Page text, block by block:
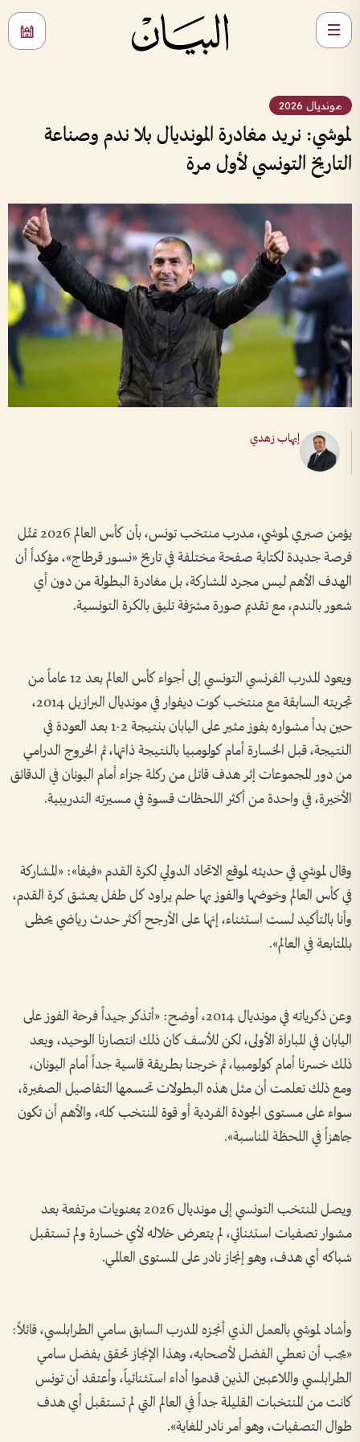
مونديال 2026
لموشي: نريد مغادرة المونديال بلا ندم وصناعة
التاريخ التونسي لأول مرة
إيهاب زهدي
يؤمن صبري لموشي، مدرب منتخب تونس، بأن كأس العالم 2026 تمثّل
فرصة جديدة لكتابة صفحة مختلفة في تاريخ «نسور قرطاج»، مؤكداً أن
الهدف الأهم ليس مجرد المشاركة، بل مغادرة البطولة من دون أي
شعور بالندم، مع تقديم صورة مشرّفة تليق بالكرة التونسية.
ويعود المدرب الفرنسي التونسي إلى أجواء كأس العالم بعد 12 عاماً من
تجربته السابقة مع منتخب كوت ديفوار في مونديال البرازيل 2014،
حين بدأ مشواره بفوز مثير على اليابان بنتيجة 2-1 بعد العودة في
النتيجة، قبل الخسارة أمام كولومبيا بالنتيجة ذاتها، ثم الخروج الدرامي
من دور المجموعات إثر هدف قاتل من ركلة جزاء أمام اليونان في الدقائق
الأخيرة، في واحدة من أكثر اللحظات قسوة في مسيرته التدريبية.
وقال لموشي في حديثه لموقع الاتحاد الدولي لكرة القدم «فيفا»: «المشاركة
في كأس العالم وخوضها والفوز بها حلم يراود كل طفل يعشق كرة القدم،
وأنا بالتأكيد لست استثناء، إنها على الأرجح أكثر حدث رياضي يحظى
بالمتابعة في العالم».
وعن ذكرياته في مونديال 2014، أوضح: «أتذكر جيداً فرحة الفوز على
اليابان في المباراة الأولى، لكن للأسف كان ذلك انتصارنا الوحيد، وبعد
ذلك خسرنا أمام كولومبيا، ثم خرجنا بطريقة قاسية جداً أمام اليونان،
ومع ذلك تعلمت أن مثل هذه البطولات تحسمها التفاصيل الصغيرة،
سواء على مستوى الجودة الفردية أو قوة المنتخب كله، والأهم أن تكون
جاهزاً في اللحظة المناسبة».
ويصل المنتخب التونسي إلى مونديال 2026 بمعنويات مرتفعة بعد
مشوار تصفيات استثنائي، لم يتعرض خلاله لأي خسارة ولم تستقبل
شباكه أي هدف، وهو إنجاز نادر على المستوى العالمي.
وأشاد لموشي بالعمل الذي أنجزه المدرب السابق سامي الطرابلسي، قائلاً:
«يجب أن نعطي الفضل لأصحابه، وهذا الإنجاز تحقق بفضل سامي
الطرابلسي واللاعبين الذين قدموا أداء استثنائياً، وأعتقد أن تونس
كانت من المنتخبات القليلة جداً في العالم التي لم تستقبل أي هدف
طوال التصفيات، وهو أمر نادر للغاية».